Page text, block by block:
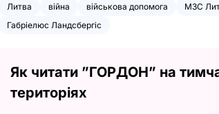
Литва війна військова допомога МЗС
Габріелюс Ландсбергіс
Як читати ”ГОРДОН” на
територіях